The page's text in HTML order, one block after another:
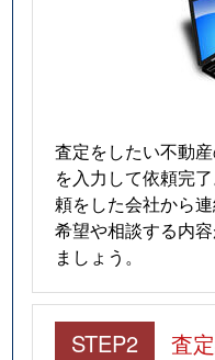
査定をしたい不動
を入力して依頼完
頼をした会社から連
希望や相談する内
ましょう。
STEP2 査